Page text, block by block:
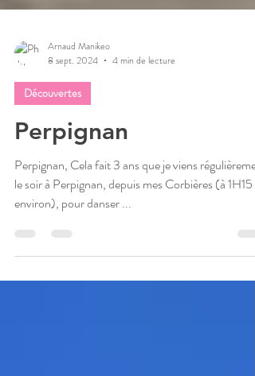
Arnaud Manikeo
8 sept. 2024
Découvertes
Perpignan
Perpignan, Cela fait 3 ans que je viens
le soir à Perpignan, depuis mes Corbières (à 1H15